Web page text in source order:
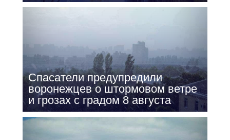
Спасатели предупредили
воронежцев о штормовом ветре
и грозах с градом 8 августа